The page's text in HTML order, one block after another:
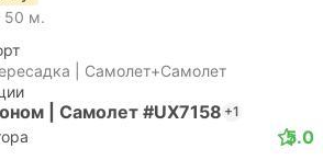
50 м.
| Самолет+Самолет
| Самолет #UX7158 +1
5.0